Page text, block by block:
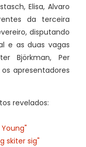
Elisa, Alvaro
da terceira
disputando
e as duas vagas
Björkman, Per
apresentadores
revelados:
skiter sig"